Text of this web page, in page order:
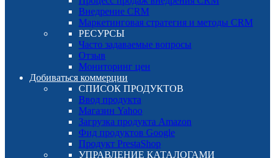
Внедрение CRM
Маркетинговая стратегия и методы CRM
РЕСУРСЫ
Часто задаваемые вопросы
Отзыв
Мониторинг цен
Добиваться коммерции
СПИСОК ПРОДУКТОВ
Ввод продукта
Магазин Yahoo
Загрузка продукта Amazon
Фид продуктов Google
Продукт PrestaShop
УПРАВЛЕНИЕ КАТАЛОГАМИ